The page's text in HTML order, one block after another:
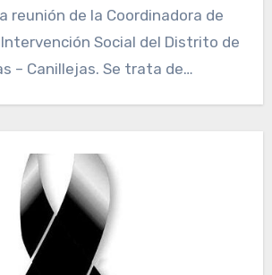
reunión de la Coordinadora de
Social del Distrito de
– Canillejas. Se trata de…